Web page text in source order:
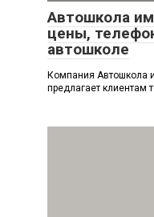
Автошкола
цены,
автошколе
Компания Автошкола
предлагает клиентам